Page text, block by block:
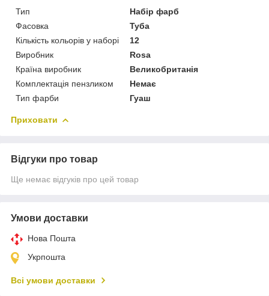
Тип
Набір фарб
Фасовка
Туба
Кількість кольорів у наборі
12
Виробник
Rosa
Країна виробник
Великобританія
Комплектація пензликом
Немає
Тип фарби
Гуаш
Приховати
Відгуки про товар
Ще немає відгуків про цей товар
Умови доставки
Нова Пошта
Укрпошта
Всі умови доставки